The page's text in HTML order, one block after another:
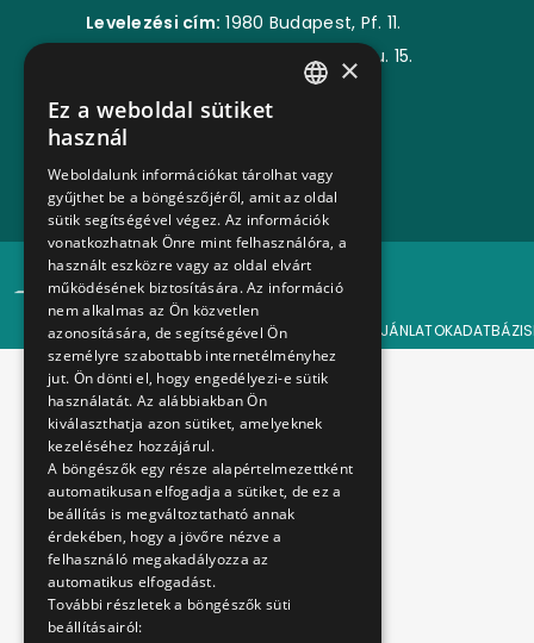
Levelezési cím: 1980 Budapest, Pf. 11.
1072 Budapest, Akácfa u. 15.
Írjon nekünk
© 2024 BKV Minden jog fenntartva.
FŐOLDAL ÁLLÁSAJÁNLATOKADATBÁZIS
×
Ez a weboldal sütiket
használ
Weboldalunk információkat tárolhat vagy
gyűjthet be a böngészőjéről, amit az oldal
sütik segítségével végez. Az információk
vonatkozhatnak Önre mint felhasználóra, a
használt eszközre vagy az oldal elvárt
működésének biztosítására. Az információ
nem alkalmas az Ön közvetlen
azonosítására, de segítségével Ön
személyre szabottabb internetélményhez
jut. Ön dönti el, hogy engedélyezi-e sütik
használatát. Az alábbiakban Ön
kiválaszthatja azon sütiket, amelyeknek
kezeléséhez hozzájárul.
A böngészők egy része alapértelmezettként
automatikusan elfogadja a sütiket, de ez a
beállítás is megváltoztatható annak
érdekében, hogy a jövőre nézve a
felhasználó megakadályozza az
automatikus elfogadást.
További részletek a böngészők süti
beállításairól: